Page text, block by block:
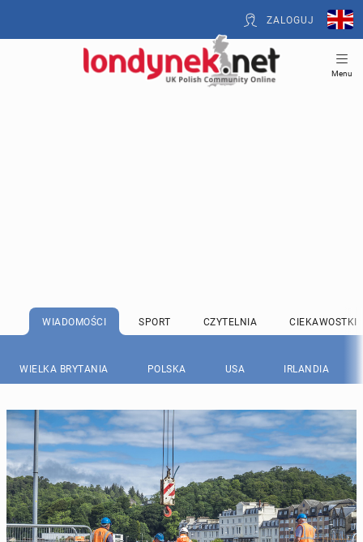
ZALOGUJ
Menu
WIADOMOŚCI SPORT CZYTELNIA CIEKAWOSTKI
WIELKA BRYTANIA POLSKA USA IRLANDIA